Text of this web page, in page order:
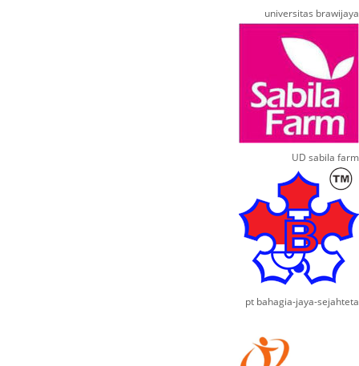
universitas brawijaya
UD sabila farm
pt bahagia-jaya-sejahteta